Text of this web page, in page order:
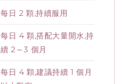
每日 2 顆,持續服用
每日 4 顆,搭配大量開水,持
續 2～3 個月
每日 4 顆,建議持續 1 個月